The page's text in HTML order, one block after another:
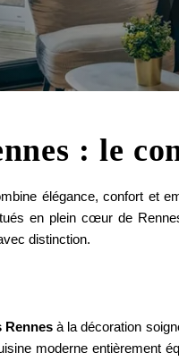
: le
élégance, confort et
en plein cœur de
distinction.
Rennesà la décoration
moderne entièrement